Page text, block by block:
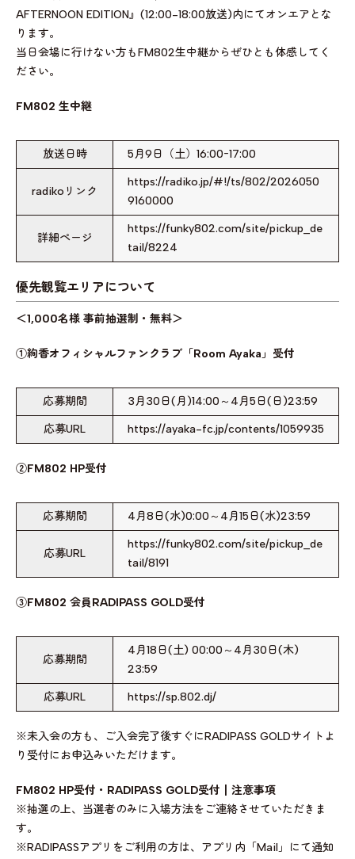
AFTERNOON EDITION』(12:00-18:00放送)内にてオンエアとな
ります。
当日会場に行けない方もFM802生中継からぜひとも体感してく
ださい。
FM802 生中継
放送日時 5月9日（土）16:00ｰ17:00
radikoリンク
https://radiko.jp/#!/ts/802/2026050
9160000
詳細ページ
https://funky802.com/site/pickup_de
tail/8224
優先観覧エリアについて
＜1,000名様 事前抽選制・無料＞
①絢香オフィシャルファンクラブ「Room Ayaka」受付
応募期間 3月30日(月)14:00～4月5日(日)23:59
応募URL https://ayaka-fc.jp/contents/1059935
②FM802 HP受付
応募期間 4月8日(水)0:00～4月15日(水)23:59
応募URL
https://funky802.com/site/pickup_de
tail/8191
③FM802 会員RADIPASS GOLD受付
応募期間
4月18日(土) 00:00～4月30日(木)
23:59
応募URL https://sp.802.dj/
※未入会の方も、ご入会完了後すぐにRADIPASS GOLDサイトよ
り受付にお申込みいただけます。
FM802 HP受付・RADIPASS GOLD受付┃注意事項
※抽選の上、当選者のみに入場方法をご連絡させていただきま
す。
※RADIPASSアプリをご利用の方は、アプリ内「Mail」にて通知